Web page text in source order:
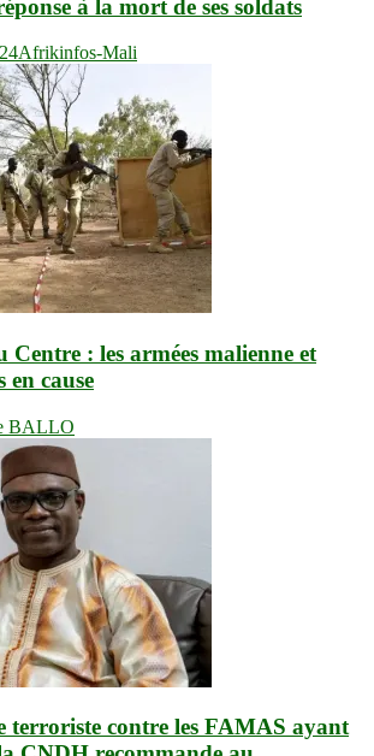
à la mort de ses soldats
Afrikinfos-Mali
Centre : les armées malienne et
en cause
BALLO
terroriste contre les FAMAS ayant